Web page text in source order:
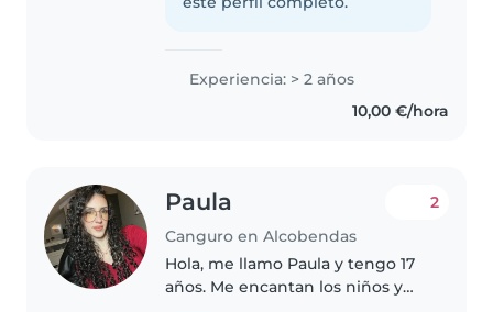
Experiencia: > 2 años
10,00 €/hora
Paula
Canguro en Alcobendas
2
Hola, me llamo Paula y tengo 17
años. Me encantan los niños y